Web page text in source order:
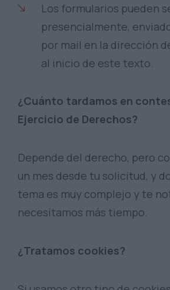
Los formularios pueden
presencialmente,
por mail en la dirección
al inicio de este texto.
¿Cuánto tardamos en
Ejercicio de Derechos?
Depende del derecho, pero
un mes desde tu solicitud, y
tema es muy complejo y te
necesitamos más tiempo.
¿Tratamos cookies?